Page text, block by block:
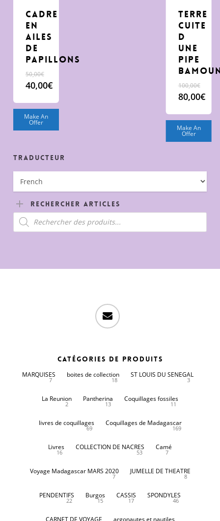
cadre
en
ailes
de
papillons
50,00€Le
prix
était :
50,00€.
40,00€
prix
actuel
est :
Make An
Offer
terre
cuite
d
une
pipe
100,00€
Le
initial
était :
100,00€.
80,00€
prix
actuel
est :
Make An
Offer
Traducteur
Rechercher Articles
Recherche
de
produits
email
Catégories de produits
MARQUISES
7
boites de collection
18
ST LOUIS DU SENEGAL
3
La Reunion
2
Pantherina
13
Coquillages fossiles
11
livres de coquillages
69
Coquillages de Madagascar
169
Livres
16
COLLECTION DE NACRES
53
Camé
7
Voyage Madagascar MARS 2020
7
JUMELLE DE THEATRE
8
PENDENTIFS
22
Burgos
15
CASSIS
17
SPONDYLES
46
CARNET DE VOYAGE argonautes et nautiles